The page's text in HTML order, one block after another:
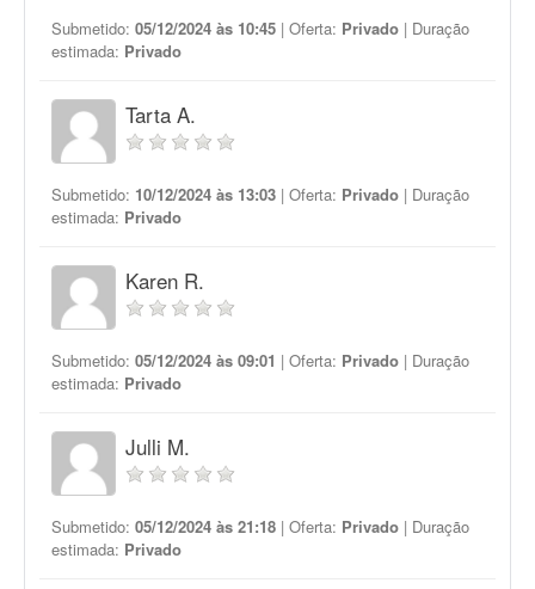
Submetido: 05/12/2024 às 10:45 | Oferta: Privado | Duração
estimada: Privado
Tarta A.
Submetido: 10/12/2024 às 13:03 | Oferta: Privado | Duração
estimada: Privado
Karen R.
Submetido: 05/12/2024 às 09:01 | Oferta: Privado | Duração
estimada: Privado
Julli M.
Submetido: 05/12/2024 às 21:18 | Oferta: Privado | Duração
estimada: Privado